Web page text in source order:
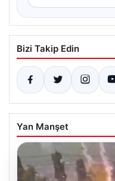
Bizi Takip Edin
Yan Manşet